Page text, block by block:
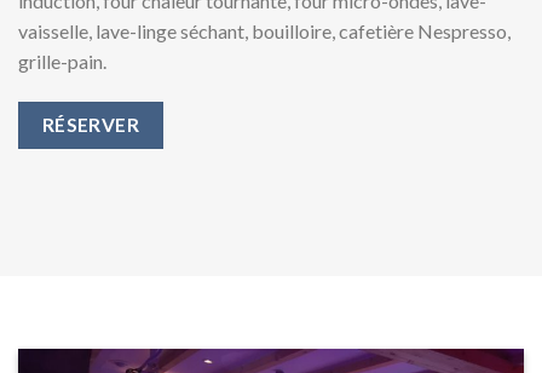
vaisselle, lave-linge séchant, bouilloire, cafetière Nespresso,
grille-pain.
RÉSERVER